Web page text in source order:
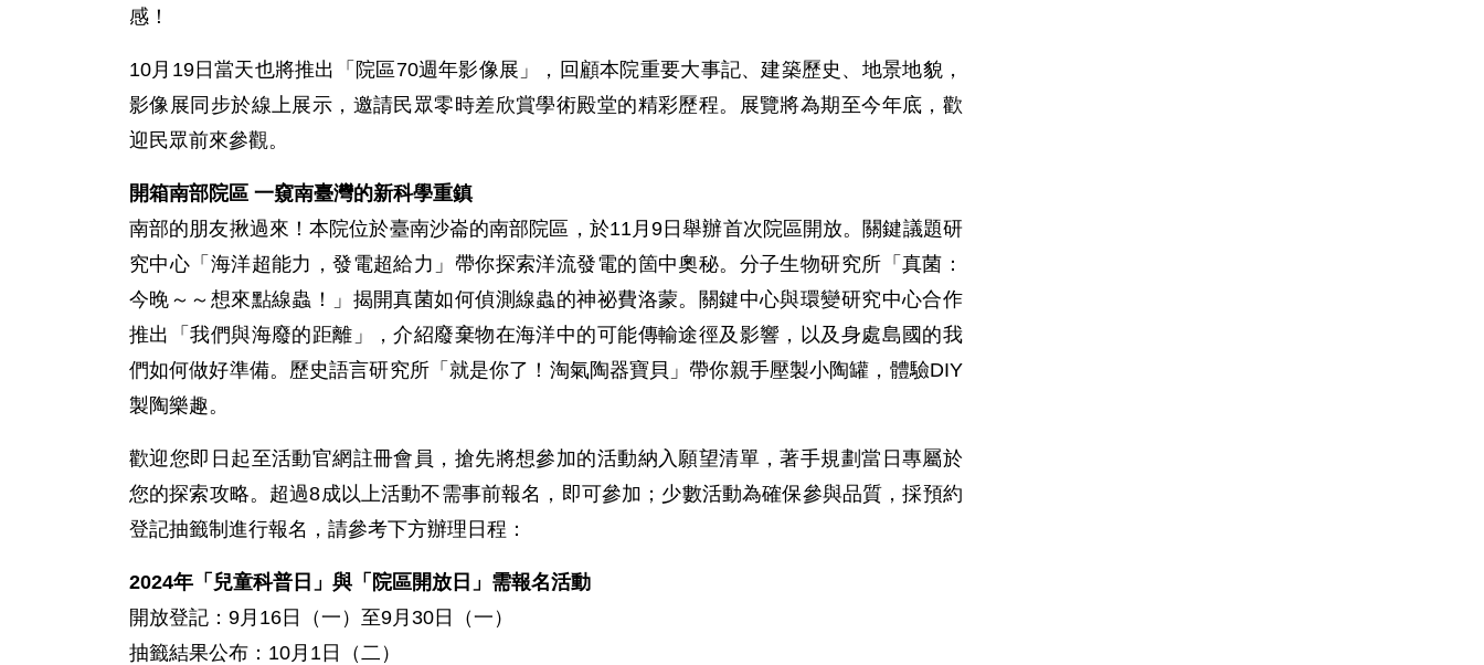
感！
10月19日當天也將推出「院區70週年影像展」，回顧本院重要大事記、建築歷史、地景地貌，
影像展同步於線上展示，邀請民眾零時差欣賞學術殿堂的精彩歷程。展覽將為期至今年底，歡
迎民眾前來參觀。
開箱南部院區 一窺南臺灣的新科學重鎮
南部的朋友揪過來！本院位於臺南沙崙的南部院區，於11月9日舉辦首次院區開放。關鍵議題研
究中心「海洋超能力，發電超給力」帶你探索洋流發電的箇中奧秘。分子生物研究所「真菌：
今晚～～想來點線蟲！」揭開真菌如何偵測線蟲的神祕費洛蒙。關鍵中心與環變研究中心合作
推出「我們與海廢的距離」，介紹廢棄物在海洋中的可能傳輸途徑及影響，以及身處島國的我
們如何做好準備。歷史語言研究所「就是你了！淘氣陶器寶貝」帶你親手壓製小陶罐，體驗DIY
製陶樂趣。
歡迎您即日起至活動官網註冊會員，搶先將想參加的活動納入願望清單，著手規劃當日專屬於
您的探索攻略。超過8成以上活動不需事前報名，即可參加；少數活動為確保參與品質，採預約
登記抽籤制進行報名，請參考下方辦理日程：
2024年「兒童科普日」與「院區開放日」需報名活動
開放登記：9月16日（一）至9月30日（一）
抽籤結果公布：10月1日（二）